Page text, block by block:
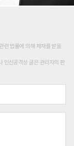
련 법률에 의해 제재를 받을
인신공격성 글은 관리자의 판